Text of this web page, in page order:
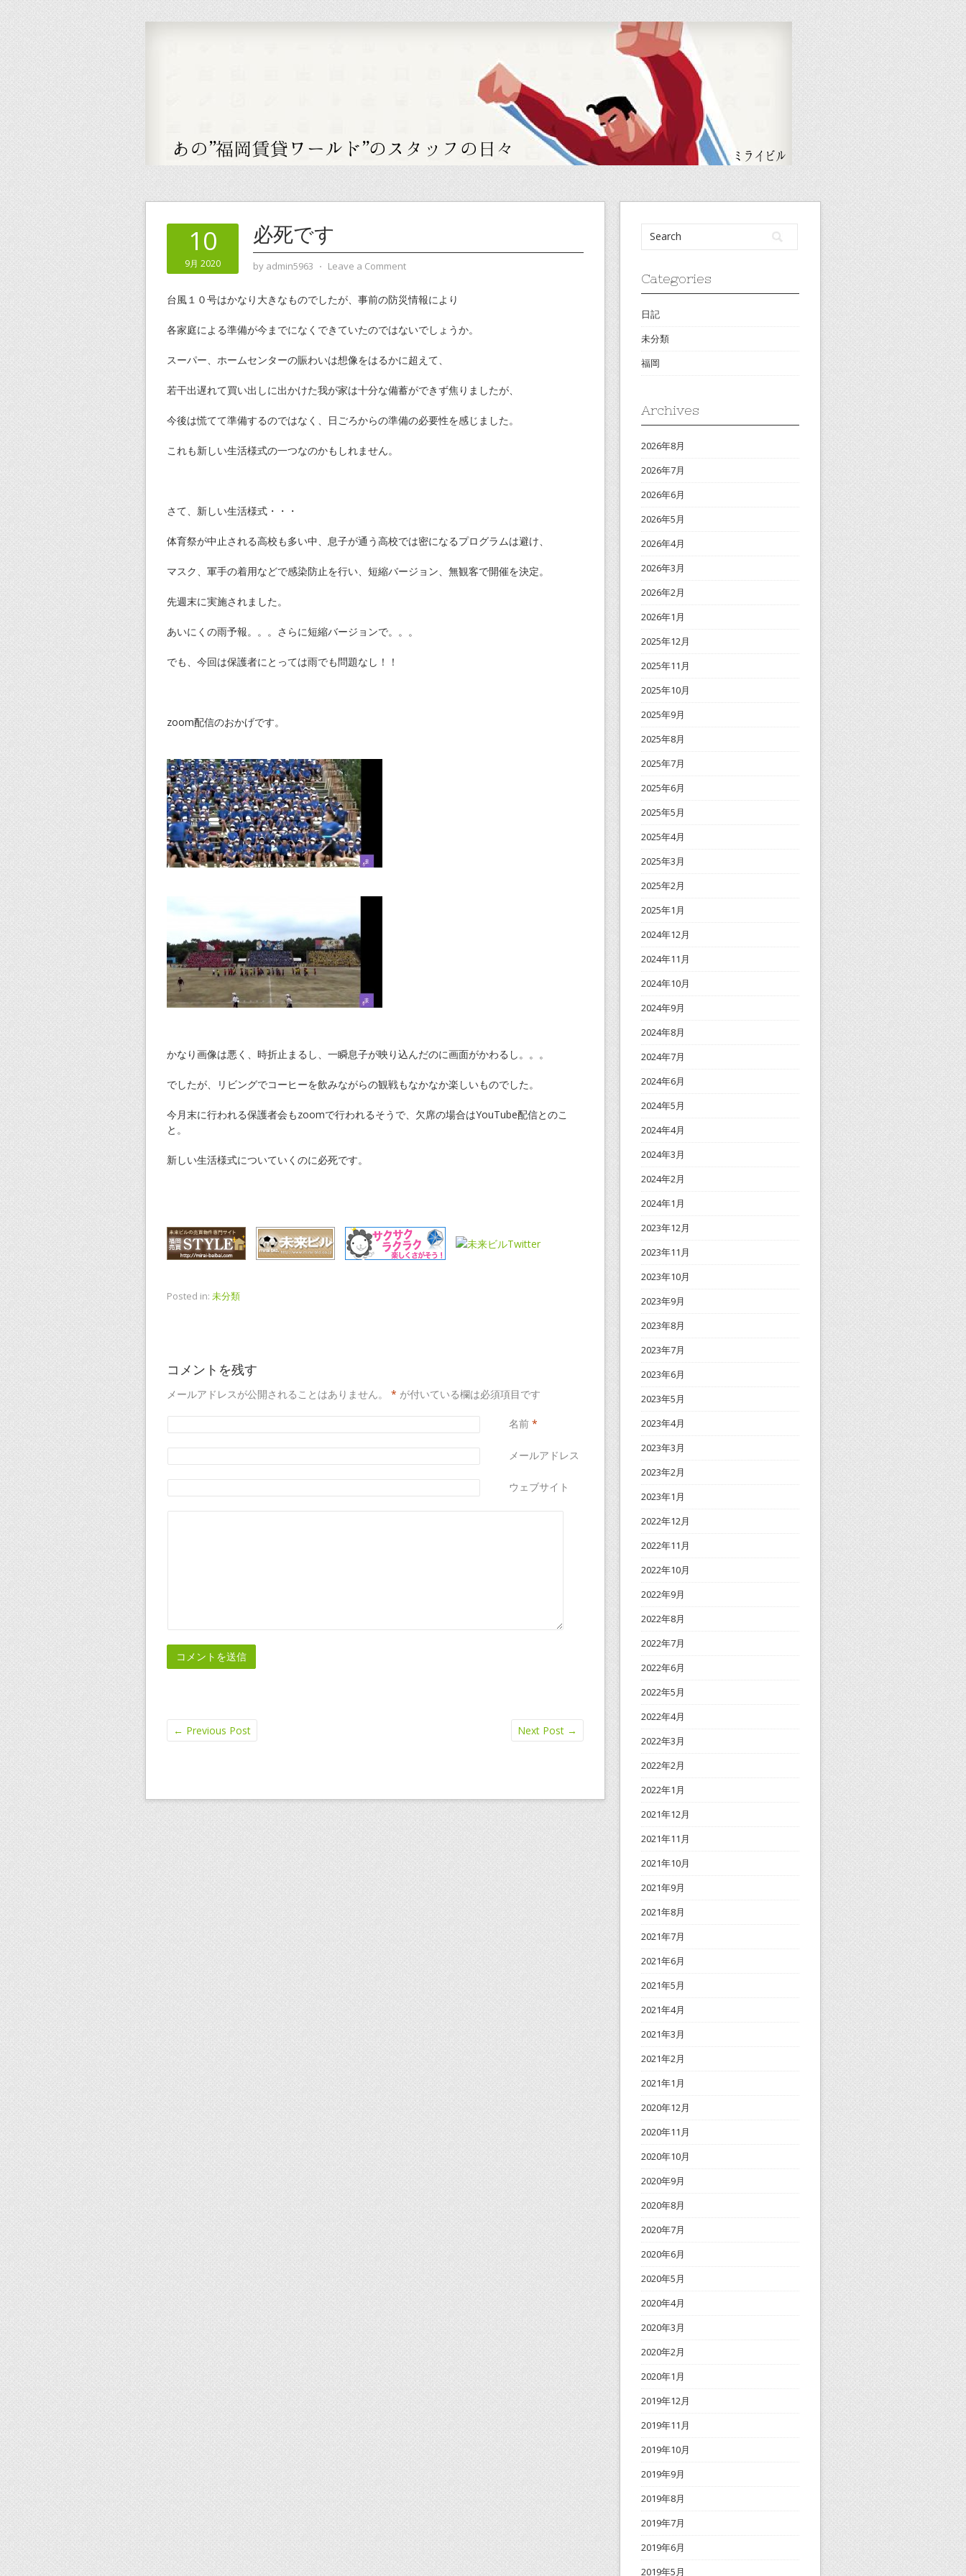
10
9月 2020
必死です
by admin5963 ⋅ Leave a Comment
台風１０号はかなり大きなものでしたが、事前の防災情報により
各家庭による準備が今までになくできていたのではないでしょうか。
スーパー、ホームセンターの賑わいは想像をはるかに超えて、
若干出遅れて買い出しに出かけた我が家は十分な備蓄ができず焦りましたが、
今後は慌てて準備するのではなく、日ごろからの準備の必要性を感じました。
これも新しい生活様式の一つなのかもしれません。
さて、新しい生活様式・・・
体育祭が中止される高校も多い中、息子が通う高校では密になるプログラムは避け、
マスク、軍手の着用などで感染防止を行い、短縮バージョン、無観客で開催を決定。
先週末に実施されました。
あいにくの雨予報。。。さらに短縮バージョンで。。。
でも、今回は保護者にとっては雨でも問題なし！！
zoom配信のおかげです。
かなり画像は悪く、時折止まるし、一瞬息子が映り込んだのに画面がかわるし。。。
でしたが、リビングでコーヒーを飲みながらの観戦もなかなか楽しいものでした。
今月末に行われる保護者会もzoomで行われるそうで、欠席の場合はYouTube配信とのこ
と。
新しい生活様式についていくのに必死です。
Posted in: 未分類
コメントを残す
メールアドレスが公開されることはありません。 * が付いている欄は必須項目です
名前 *
メールアドレス
ウェブサイト
← Previous Post Next Post →
Categories
日記
未分類
福岡
Archives
2026年8月
2026年7月
2026年6月
2026年5月
2026年4月
2026年3月
2026年2月
2026年1月
2025年12月
2025年11月
2025年10月
2025年9月
2025年8月
2025年7月
2025年6月
2025年5月
2025年4月
2025年3月
2025年2月
2025年1月
2024年12月
2024年11月
2024年10月
2024年9月
2024年8月
2024年7月
2024年6月
2024年5月
2024年4月
2024年3月
2024年2月
2024年1月
2023年12月
2023年11月
2023年10月
2023年9月
2023年8月
2023年7月
2023年6月
2023年5月
2023年4月
2023年3月
2023年2月
2023年1月
2022年12月
2022年11月
2022年10月
2022年9月
2022年8月
2022年7月
2022年6月
2022年5月
2022年4月
2022年3月
2022年2月
2022年1月
2021年12月
2021年11月
2021年10月
2021年9月
2021年8月
2021年7月
2021年6月
2021年5月
2021年4月
2021年3月
2021年2月
2021年1月
2020年12月
2020年11月
2020年10月
2020年9月
2020年8月
2020年7月
2020年6月
2020年5月
2020年4月
2020年3月
2020年2月
2020年1月
2019年12月
2019年11月
2019年10月
2019年9月
2019年8月
2019年7月
2019年6月
2019年5月